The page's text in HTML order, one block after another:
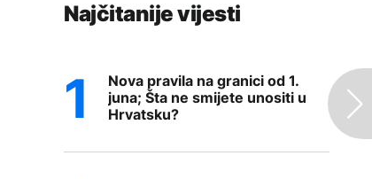
Najčitanije vijesti
Nova pravila na granici od 1.
juna; Šta ne smijete unositi u
Hrvatsku?